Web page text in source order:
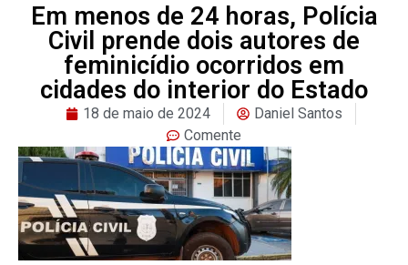
Em menos de 24 horas, Polícia
Civil prende dois autores de
feminicídio ocorridos em
cidades do interior do Estado
18 de maio de 2024
Daniel Santos
Comente